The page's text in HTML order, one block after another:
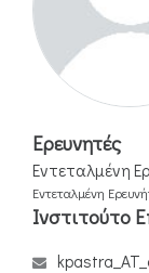
Ερευνητές
Εντεταλμένη
Εντεταλμένη
Ινστιτούτο